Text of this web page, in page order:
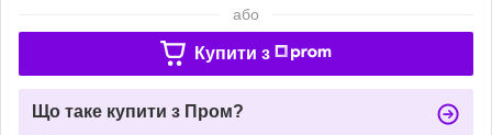
або
Купити з
Що таке купити з Пром?